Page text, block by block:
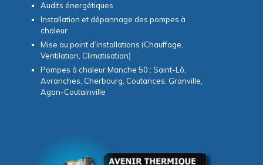
Audits énergétiques
Installation et dépannage des pompes à
chaleur
Mise au point d’installations (Chauffage,
Ventilation, Climatisation)
Pompes à chaleur Manche 50 : Saint-Lô,
Avranches, Cherbourg, Coutances, Granville,
Agon-Coutainville